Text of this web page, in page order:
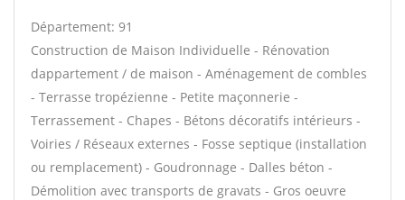
Département: 91
Construction de Maison Individuelle - Rénovation
dappartement / de maison - Aménagement de combles
- Terrasse tropézienne - Petite maçonnerie -
Terrassement - Chapes - Bétons décoratifs intérieurs -
Voiries / Réseaux externes - Fosse septique (installation
ou remplacement) - Goudronnage - Dalles béton -
Démolition avec transports de gravats - Gros oeuvre